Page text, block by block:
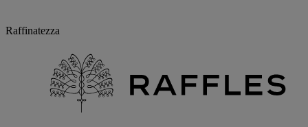
Raffinatezza